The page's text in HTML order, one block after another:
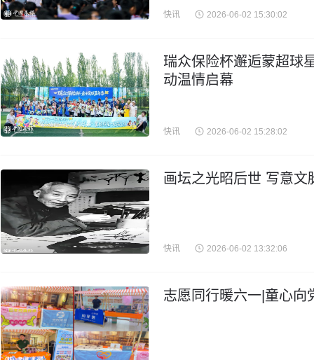
快讯 2026-06-02 15:30:02
瑞众保险杯邂逅蒙超球
动温情启幕
快讯 2026-06-02 15:28:02
画坛之光昭后世 写意文
快讯 2026-06-02 13:32:06
志愿同行暖六一|童心向